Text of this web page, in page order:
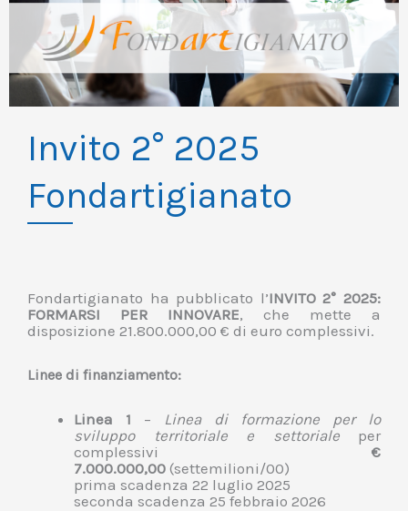
Invito 2° 2025
Fondartigianato
Fondartigianato ha pubblicato l’INVITO 2° 2025:
FORMARSI PER INNOVARE, che mette a
disposizione 21.800.000,00 € di euro complessivi.
Linee di finanziamento:
Linea 1 – Linea di formazione per lo
sviluppo territoriale e settorialeper
complessivi €
7.000.000,00 (settemilioni/00)
prima scadenza 22 luglio 2025
seconda scadenza 25 febbraio 2026